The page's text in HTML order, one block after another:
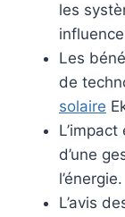
les
Les
de
solaire
d’une
l’énergie.
L’avis